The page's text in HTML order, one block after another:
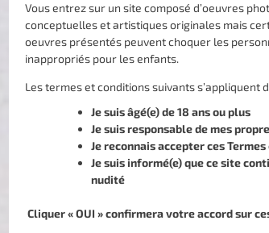
Vous entrez sur un site composé d’oeuvres
conceptuelles et artistiques originales mais
oeuvres présentés peuvent choquer les
inappropriés pour les enfants.
Les termes et conditions suivants s’appliquent
Je suis âgé(e) de 18 ans ou plus
Je suis responsable de mes
Je reconnais accepter ces
Je suis informé(e) que ce site
nudité
Cliquer « OUI » confirmera votre accord sur